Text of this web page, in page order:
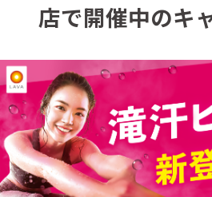
店で開催中のキ